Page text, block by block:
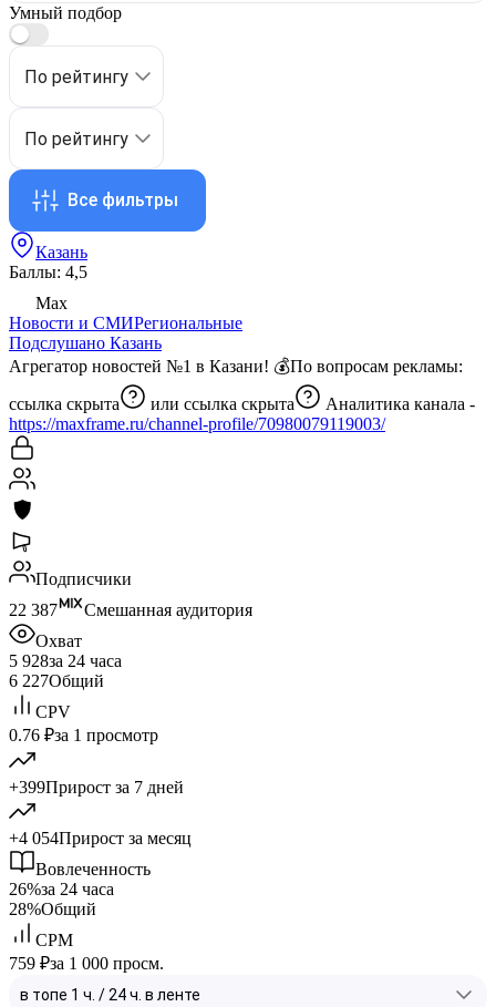
Умный подбор
По рейтингу
По рейтингу
Все фильтры
Казань
Баллы: 4,5
Max
Новости и СМИРегиональные
Подслушано Казань
Агрегатор новостей №1 в Казани! 💰По вопросам рекламы:
ссылка скрыта
или ссылка скрыта
Аналитика канала -
https://maxframe.ru/channel-profile/70980079119003/
Подписчики
22 387
Смешанная аудитория
Охват
5 928за 24 часа
6 227Общий
CPV
0.76 ₽за 1 просмотр
+399Прирост за 7 дней
+4 054Прирост за месяц
Вовлеченность
26%за 24 часа
28%Общий
CPM
759 ₽за 1 000 просм.